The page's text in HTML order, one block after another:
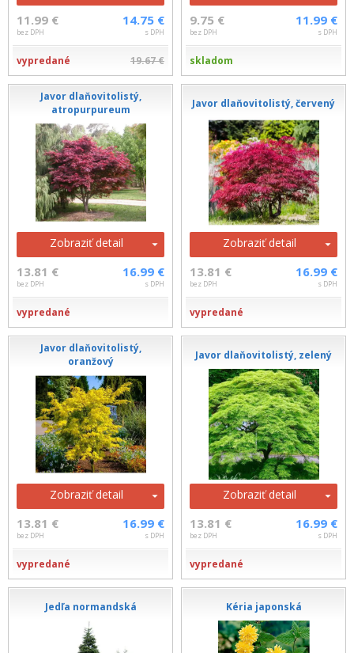
11.99 €
bez DPH
14.75 €
s DPH
vypredané 19.67 €
9.75 €
bez DPH
11.99 €
s DPH
skladom
Javor dlaňovitolistý,
atropurpureum
Zobraziť detail
13.81 €
bez DPH
16.99 €
s DPH
vypredané
Javor dlaňovitolistý, červený
Zobraziť detail
13.81 €
bez DPH
16.99 €
s DPH
vypredané
Javor dlaňovitolistý,
oranžový
Zobraziť detail
13.81 €
bez DPH
16.99 €
s DPH
vypredané
Javor dlaňovitolistý, zelený
Zobraziť detail
13.81 €
bez DPH
16.99 €
s DPH
vypredané
Jedľa normandská Kéria japonská